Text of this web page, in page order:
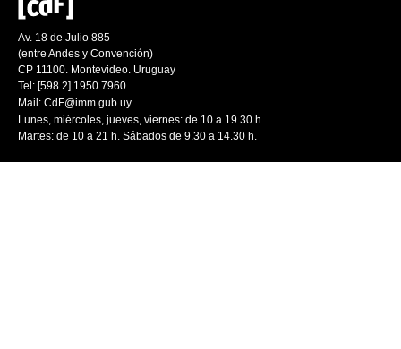
Av. 18 de Julio 885
(entre Andes y Convención)
CP 11100. Montevideo. Uruguay
Tel: [598 2] 1950 7960
Mail: CdF@imm.gub.uy
Lunes, miércoles, jueves, viernes: de 10 a 19.30 h.
Martes: de 10 a 21 h. Sábados de 9.30 a 14.30 h.